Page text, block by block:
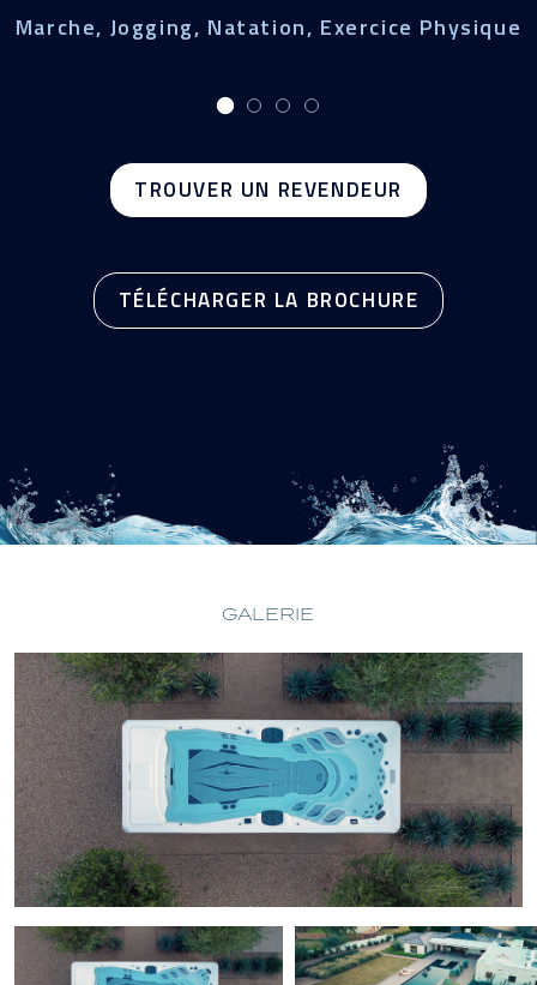
Marche, Jogging, Natation, Exercice Physique
TROUVER UN REVENDEUR
TÉLÉCHARGER LA BROCHURE
GALERIE